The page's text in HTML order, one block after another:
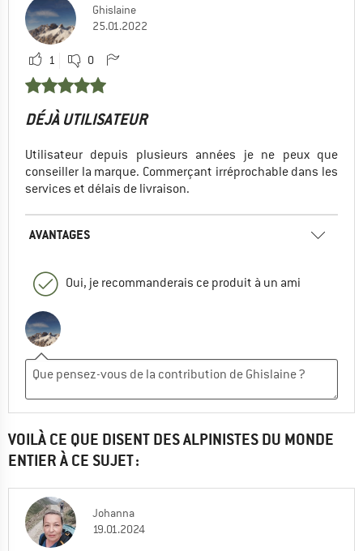
Ghislaine
25.01.2022
1 0
DÉJÀ UTILISATEUR
Utilisateur depuis plusieurs années je ne peux que
conseiller la marque. Commerçant irréprochable dans les
services et délais de livraison.
AVANTAGES
Oui, je recommanderais ce produit à un ami
VOILÀ CE QUE DISENT DES ALPINISTES DU MONDE
ENTIER À CE SUJET :
Johanna
19.01.2024